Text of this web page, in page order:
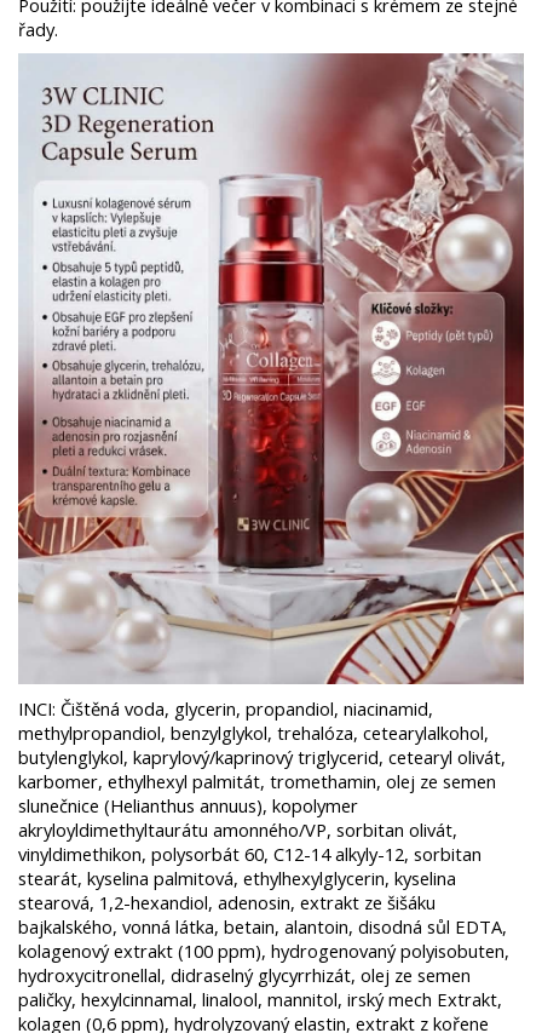
Použití: použijte ideálně večer v kombinaci s krémem ze stejné
řady.
INCI: Čištěná voda, glycerin, propandiol, niacinamid,
methylpropandiol, benzylglykol, trehalóza, cetearylalkohol,
butylenglykol, kaprylový/kaprinový triglycerid, cetearyl olivát,
karbomer, ethylhexyl palmitát, tromethamin, olej ze semen
slunečnice (Helianthus annuus), kopolymer
akryloyldimethyltaurátu amonného/VP, sorbitan olivát,
vinyldimethikon, polysorbát 60, C12-14 alkyly-12, sorbitan
stearát, kyselina palmitová, ethylhexylglycerin, kyselina
stearová, 1,2-hexandiol, adenosin, extrakt ze šišáku
bajkalského, vonná látka, betain, alantoin, disodná sůl EDTA,
kolagenový extrakt (100 ppm), hydrogenovaný polyisobuten,
hydroxycitronellal, didraselný glycyrrhizát, olej ze semen
paličky, hexylcinnamal, linalool, mannitol, irský mech Extrakt,
kolagen (0,6 ppm), hydrolyzovaný elastin, extrakt z kořene